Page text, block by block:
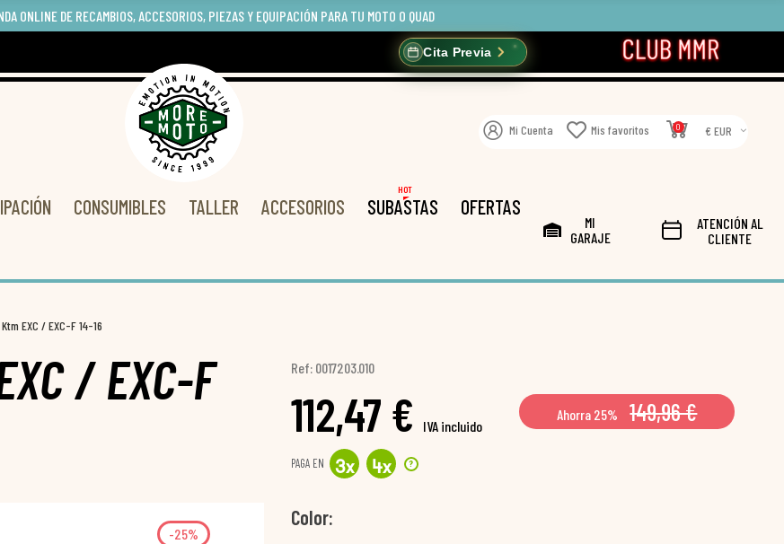
ONLINE DE RECAMBIOS, ACCESORIOS, PIEZAS Y EQUIPACIÓN PARA TU MOTO O QUAD
Cita Previa
Mi Cuenta Mis favoritos 0 € EUR
CONSUMIBLES TALLER ACCESORIOS SUBASTAS
HOT
OFERTAS
MI
GARAJE
ATENCIÓN AL
CLIENTE
EXC / EXC-F 14-16
/ EXC-F
Ref: 0017203.010
112,47 € IVA incluido
Ahorra 25% 149,96 €
PAGA EN 3x 4x ?
-25%
Color